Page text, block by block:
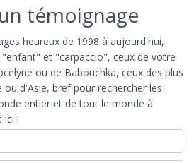
témoignage
heureux de 1998 à aujourd'hui,
et "carpaccio", ceux de votre
ou de Babouchka, ceux des plus
ou d'Asie, bref pour rechercher les
entier et de tout le monde à
ici !